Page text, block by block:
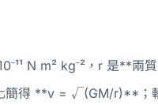
N m² kg⁻²，r 是**兩
簡得 **v = √(GM/r)**；